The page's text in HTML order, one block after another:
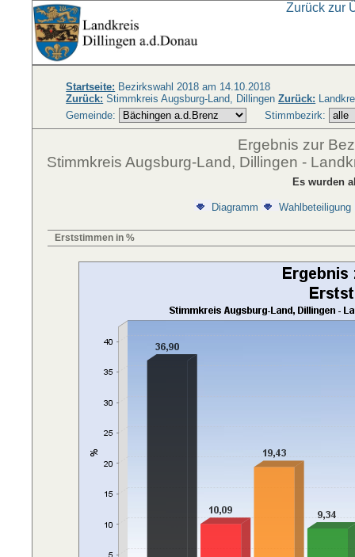
Zurück zur
Startseite: Bezirkswahl 2018 am 14.10.2018
Zurück: Stimmkreis Augsburg-Land, Dillingen Zurück:
Gemeinde:
Stimmbezirk:
Ergebnis zur
Stimmkreis Augsburg-Land, Dillingen -
Es wurden
Diagramm Wahlbeteiligung
Erststimmen in %